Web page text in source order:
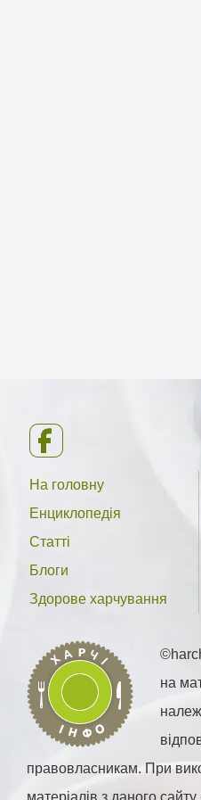
На головну
Енциклопедія
Статті
Блоги
Здорове харчування
на
правовласникам. При
матеріалів з даного